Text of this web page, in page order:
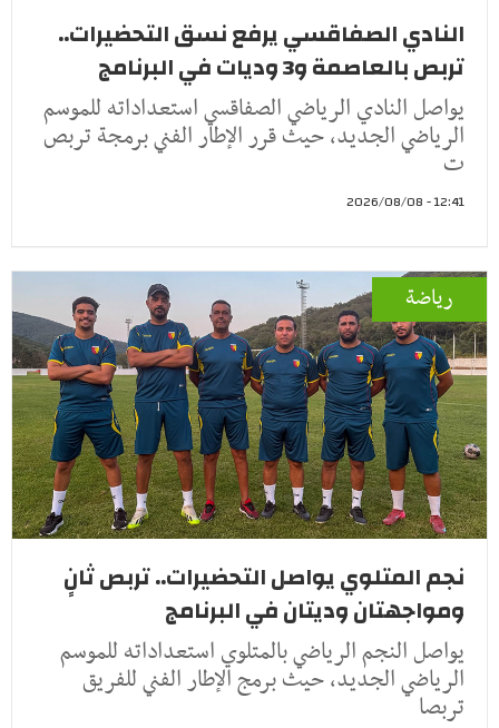
النادي الصفاقسي يرفع نسق التحضيرات..
تربص بالعاصمة و3 وديات في البرنامج
يواصل النادي الرياضي الصفاقسي استعداداته للموسم
الرياضي الجديد، حيث قرر الإطار الفني برمجة تربص
ت
12:41 - 2026/08/08
رياضة
نجم المتلوي يواصل التحضيرات.. تربص ثانٍ
ومواجهتان وديتان في البرنامج
يواصل النجم الرياضي بالمتلوي استعداداته للموسم
الرياضي الجديد، حيث برمج الإطار الفني للفريق
تربصا